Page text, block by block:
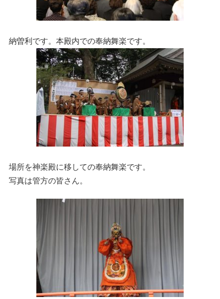
納曽利です。本殿内での奉納舞楽です。
場所を神楽殿に移しての奉納舞楽です。
写真は管方の皆さん。